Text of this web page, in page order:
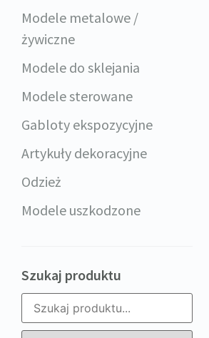
Modele metalowe /
żywiczne
Modele do sklejania
Modele sterowane
Gabloty ekspozycyjne
Artykuły dekoracyjne
Odzież
Modele uszkodzone
Szukaj produktu